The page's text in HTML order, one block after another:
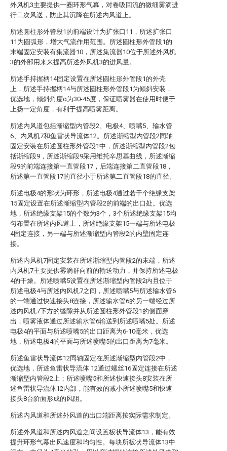
外风机3主要提供一圈环形气幕，对卷吸回流的微细雾滴进
行二次风送，防止其沉降在所述内风道上。
所述圆柱形外管段1的前端设计为扩张口11，所述扩张口
11为圆弧形，增大气流作用范围。所述圆柱形外管段1的
末端固定安装有集流器10，所述集流器10位于所述外风机
3的外部用来来提高所述外风机3的进风量。
所述手持握柄14固定设置在所述圆柱形外管段1的外壳
上，所述手持握柄14与所述圆柱形外管段1为倾斜安装，
优选地，倾斜角度α为30-45度，保证喷雾器在使用时便于
上扬一定角度，有利于提高喷雾距离。
所述内风道包括渐缩型内管段2、电极4、喷嘴5、输水管
6、内风机7和鱼雷状导流体12。所述渐缩型内管段2同轴
固定安装在所述圆柱形外管段1中，所述渐缩型内管段2包
括渐缩段9，所述渐缩段9采用维托辛思基曲线，所述渐缩
段9的前端连接第一直管段17，后端连接第二直管段18，
所述第一直管段17的直径小于所述第二直管段18的直径。
所述电极4的形状为环形，所述电极4通过若干个绝缘支架
15固定设置在所述渐缩型内管段2的前端的出口处。优选
地，所述绝缘支架15的个数为3个，3个所述绝缘支架15均
匀布置在所述内风道上，所述绝缘支架15一端与所述电极
4固定连接，另一端与所述渐缩型内管段2的内壁固定连
接。
所述内风机7固定安装在所述渐缩型内管段2的末端，所述
内风机7主要提供雾滴群向前的输送动力，并保持所述电极
4的干燥。所述喷嘴5设置在所述渐缩型内管段2内且位于
所述电极4与所述内风机7之间，所述喷嘴5与所述输水管6
的一端通过快速接头8连接，所述输水管6的另一端经过所
述内风机7下方的缝隙并从所述圆柱形外管段1的侧面穿
出，喷雾液体通过所述输水管6输送到所述喷嘴5处。所述
电极4的平面与所述喷嘴5的出口距离为6-10毫米，优选
地，所述电极4的平面与所述喷嘴5的出口距离为7毫米。
所述鱼雷状导流体12同轴固定在所述渐缩型内管段2中，
优选地，所述鱼雷状导流体 12通过螺丝16固定连接在所述
渐缩型内管段2上；所述喷嘴5和所述快速接头8安装在所
述鱼雷状导流体12内部，能有效的减小所述喷嘴5和快速
接头8台阶面形成的风阻。
所述内风道和所述外风道的出口端距离按实际需求制定。
所述外风道和所述内风道之间设置板状导流体13，能有效
提升环形气幕出风速度和均匀性。每块所板状导流体13中